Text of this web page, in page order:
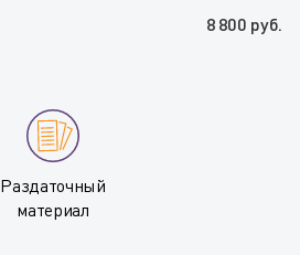
8 800 руб.
Раздаточный
материал